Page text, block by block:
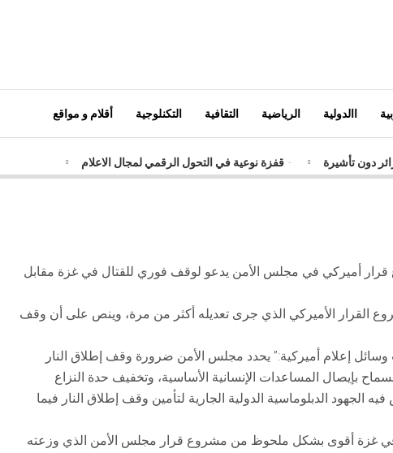
االدولية الرياضية التقافية التكنلوجية أقلام و مواقع
دون تأشيرة - قفزة نوعية في التحول الرقمي لمجال الاعلام
وصول أول دفعة
أميركي في مجلس الأمن يدعو لوقف فوري للقتال في غزة مقابل
القرار الأميركي الذي جرى تعديله أكثر من مرة، وينص على أن وقف
إعلام أميركية:” يحدد مجلس الأمن ضرورة وقف إطلاق النار
بإيصال المساعدات الإنسانية الأساسية، وتخفيف حدة النزاع
الجهود الدبلوماسية الدولية الجارية لتأمين وقف إطلاق النار فيما
في غزة أقوى بشكل ملحوظ من مشروع قرار مجلس الأمن الذي وزعته